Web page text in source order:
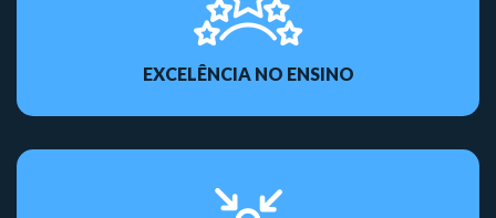
EXCELÊNCIA NO ENSINO